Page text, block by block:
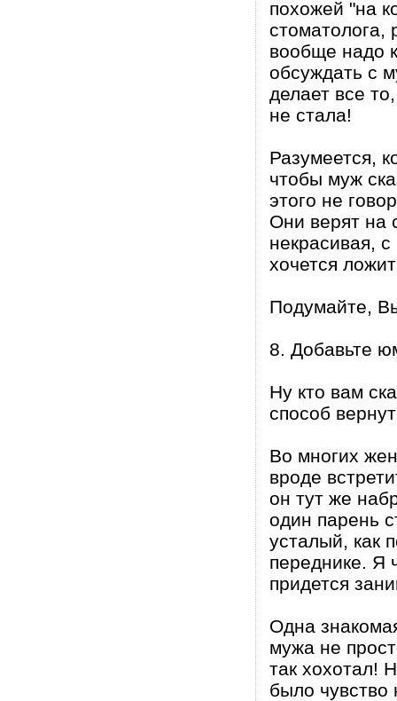
похожей "на
стоматолога,
вообще надо
обсуждать с
делает все
не стала!
Разумеется,
чтобы муж
этого не
Они верят на
некрасивая,
хочется
Подумайте,
8. Добавьте
Ну кто вам
способ
Во многих
вроде
он тут же
один парень
усталый, как
переднике. Я
придется
Одна
мужа не
так хохотал!
было